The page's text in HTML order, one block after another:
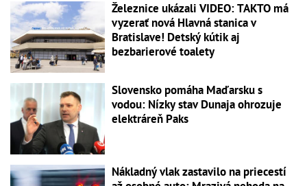
Železnice ukázali VIDEO: TAKTO má
vyzerať nová Hlavná stanica v
Bratislave! Detský kútik aj
bezbarierové toalety
Slovensko pomáha Maďarsku s
vodou: Nízky stav Dunaja ohrozuje
elektráreň Paks
Nákladný vlak zastavilo na priecestí